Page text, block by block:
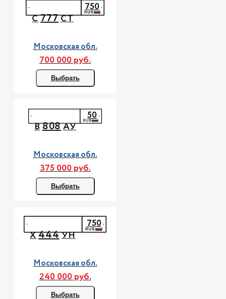
С777СТ
750
Московская обл.
700 000 руб.
Выбрать
В808АУ
50
Московская обл.
375 000 руб.
Выбрать
Х444УН
750
Московская обл.
240 000 руб.
Выбрать